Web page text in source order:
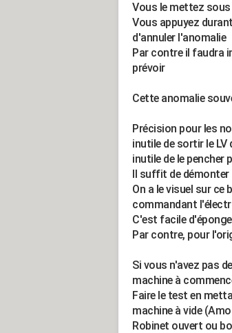
Vous le mettez
Vous appuyez
d'annuler l'anomalie
Par contre il faudra
prévoir
Cette anomalie
Précision pour les
inutile de sortir le
inutile de le pencher
Il suffit de démonter
On a le visuel sur
commandant
C'est facile
Par contre, pour
Si vous n'avez pas
machine à
Faire le test en
machine à vide
Robinet ouvert ou